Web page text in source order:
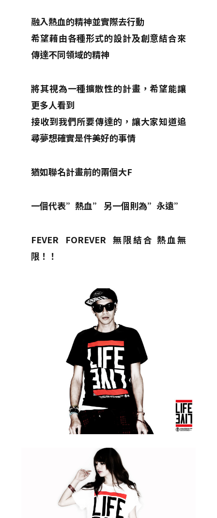
融入熱血的精神並實際去行動
希望藉由各種形式的設計及創意結合來
傳達不同領域的精神
將其視為一種擴散性的計畫，希望能讓
更多人看到
接收到我們所要傳達的，讓大家知道追
尋夢想確實是件美好的事情
猶如聯名計畫前的兩個大F
一個代表”熱血” 另一個則為”永遠”
FEVER FOREVER 無限結合 熱血無
限！！